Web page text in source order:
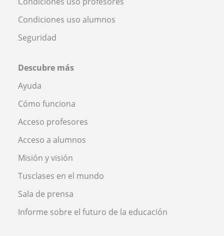
Condiciones uso alumnos
Seguridad
Descubre más
Ayuda
Cómo funciona
Acceso profesores
Acceso a alumnos
Misión y visión
Tusclases en el mundo
Sala de prensa
Informe sobre el futuro de la educación